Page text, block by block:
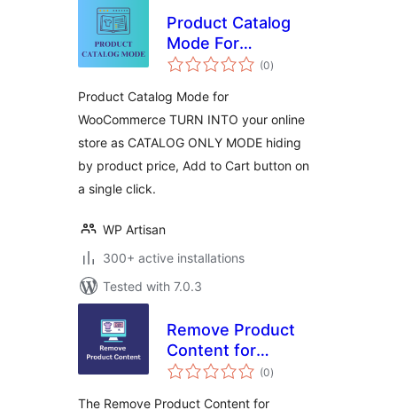
Product Catalog
Mode For
WooCommerce
(0total
ratings
)
Product Catalog Mode for
WooCommerce TURN INTO your online
store as CATALOG ONLY MODE hiding
by product price, Add to Cart button on
a single click.
WP Artisan
300+ active installations
Tested with 7.0.3
Remove Product
Content for
WooCommerce
(0total
ratings
)
The Remove Product Content for